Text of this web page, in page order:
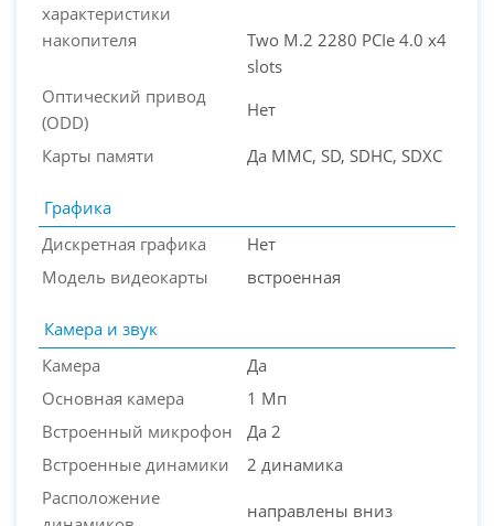
характеристики
накопителя
Two M.2 2280 PCIe 4.0 x4
slots
Оптический привод
(ODD)
Нет
Карты памяти Да MMC, SD, SDHC, SDXC
Графика
Дискретная графика
Нет
Модель видеокарты
встроенная
Камера и звук
Камера
Да
Основная камера
1 Мп
Встроенный микрофон
Да 2
Встроенные динамики
2 динамика
Расположение
направлены вниз